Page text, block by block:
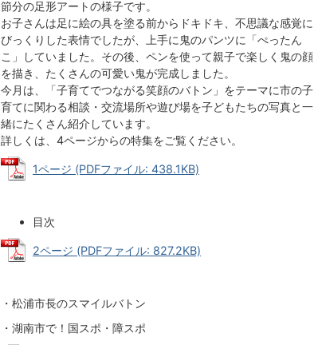
節分の足形アートの様子です。
お子さんは足に絵の具を塗る前からドキドキ、不思議な感覚に
びっくりした表情でしたが、上手に鬼のパンツに「ぺったん
こ」していました。その後、ペンを使って親子で楽しく鬼の顔
を描き、たくさんの可愛い鬼が完成しました。
今月は、「子育てでつながる笑顔のバトン」をテーマに市の子
育てに関わる相談・交流場所や遊び場を子どもたちの写真と一
緒にたくさん紹介しています。
詳しくは、4ページからの特集をご覧ください。
1ページ (PDFファイル: 438.1KB)
目次
2ページ (PDFファイル: 827.2KB)
・松浦市長のスマイルバトン
・湖南市で！国スポ・障スポ